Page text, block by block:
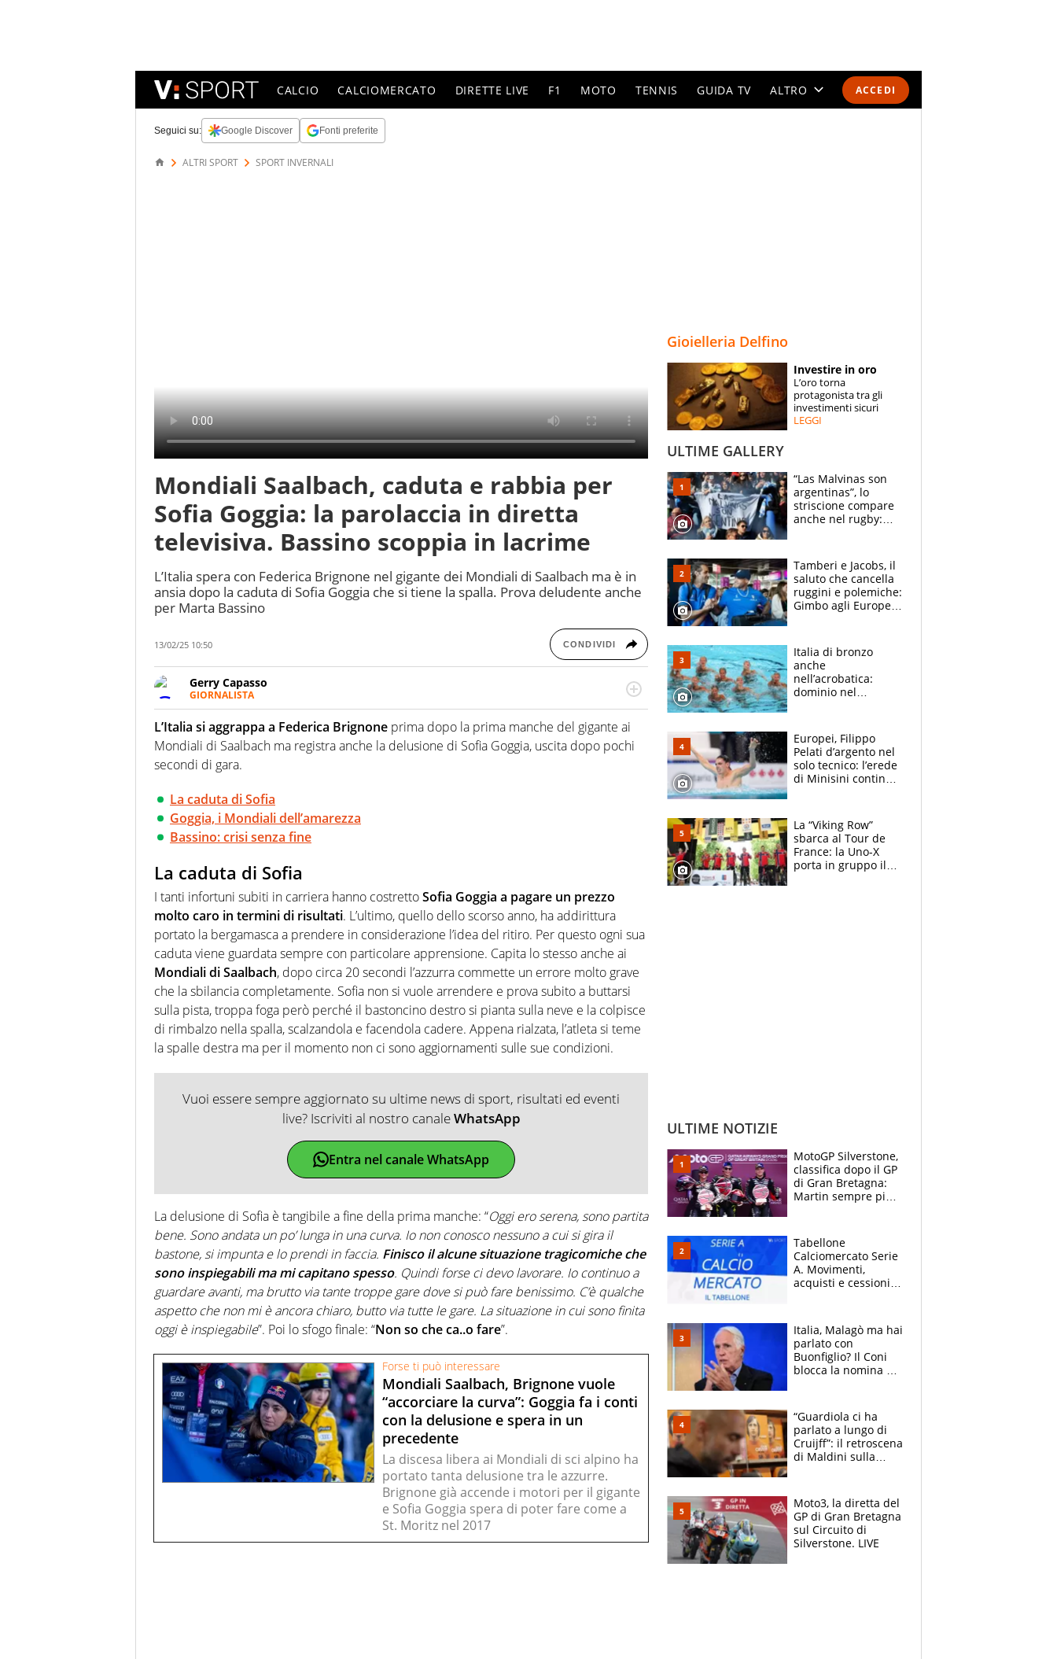
ACCEDI
CALCIO CALCIOMERCATO DIRETTE LIVE F1 MOTO TENNIS GUIDA TV ALTRO
SPECIALI
ESPERTI
Seguici su: Google Discover Fonti preferite
ALTRI SPORT SPORT INVERNALI
Mondiali Saalbach, caduta e rabbia per
Sofia Goggia: la parolaccia in diretta
televisiva. Bassino scoppia in lacrime
L’Italia spera con Federica Brignone nel gigante dei Mondiali di Saalbach ma è in
ansia dopo la caduta di Sofia Goggia che si tiene la spalla. Prova deludente anche
per Marta Bassino
13/02/25 10:50 CONDIVIDI
Gerry Capasso
GIORNALISTA
Per lui gli sport americani non hanno segreti: basket, football, baseball e la capacità
innata di trovare la notizia dove altri non vedono granché
L’Italia si aggrappa a Federica Brignone prima dopo la prima manche del gigante ai
Mondiali di Saalbach ma registra anche la delusione di Sofia Goggia, uscita dopo pochi
secondi di gara.
La caduta di Sofia
Goggia, i Mondiali dell’amarezza
Bassino: crisi senza fine
La caduta di Sofia
I tanti infortuni subiti in carriera hanno costrettoSofia Goggia a pagare un prezzo
molto caro in termini di risultati. L’ultimo, quello dello scorso anno, ha addirittura
portato la bergamasca a prendere in considerazione l’idea del ritiro. Per questo ogni sua
caduta viene guardata sempre con particolare apprensione. Capita lo stesso anche ai
Mondiali di Saalbach, dopo circa 20 secondi l’azzurra commette un errore molto grave
che la sbilancia completamente. Sofia non si vuole arrendere e prova subito a buttarsi
sulla pista, troppa foga però perché il bastoncino destro si pianta sulla neve e la colpisce
di rimbalzo nella spalla, scalzandola e facendola cadere. Appena rialzata, l’atleta si teme
la spalle destra ma per il momento non ci sono aggiornamenti sulle sue condizioni.
Vuoi essere sempre aggiornato su ultime news di sport, risultati ed eventi
live? Iscriviti al nostro canaleWhatsApp
Entra nel canale WhatsApp
La delusione di Sofia è tangibile a fine della prima manche: “Oggi ero serena, sono partita
bene. Sono andata un po’ lunga in una curva. Io non conosco nessuno a cui si gira il
bastone, si impunta e lo prendi in faccia. Finisco il alcune situazione tragicomiche che
sono inspiegabili ma mi capitano spesso. Quindi forse ci devo lavorare. Io continuo a
guardare avanti, ma brutto via tante troppe gare dove si può fare benissimo. C’è qualche
aspetto che non mi è ancora chiaro, butto via tutte le gare. La situazione in cui sono finita
oggi è inspiegabile”. Poi lo sfogo finale: “Non so che ca..o fare”.
Forse ti può interessare
Mondiali Saalbach, Brignone vuole
“accorciare la curva”: Goggia fa i conti
con la delusione e spera in un
precedente
La discesa libera ai Mondiali di sci alpino ha
portato tanta delusione tra le azzurre.
Brignone già accende i motori per il gigante
e Sofia Goggia spera di poter fare come a
St. Moritz nel 2017
Gioielleria Delfino
Investire in oro
L’oro torna
protagonista tra gli
investimenti sicuri
LEGGI
ULTIME GALLERY
“Las Malvinas son
argentinas”, lo
striscione compare
anche nel rugby:
un caso
Tamberi e Jacobs, il
saluto che cancella
ruggini e polemiche:
Gimbo agli Europei
Italia di bronzo
anche
nell’acrobatica:
dominio nel
e compagni
continuare
Europei, Filippo
Pelati d’argento nel
solo tecnico: l’erede
di Minisini continua
mirino
La “Viking Row”
sbarca al Tour de
France: la Uno-X
porta in gruppo il
ULTIME NOTIZIE
MotoGP Silverstone,
classifica dopo il GP
di Gran Bretagna:
Martin sempre più
Tabellone
Calciomercato Serie
A. Movimenti,
acquisti e cessioni:
Italia, Malagò ma hai
parlato con
Buonfiglio? Il Coni
blocca la nomina di
“Guardiola ci ha
parlato a lungo di
Cruijff”: il retroscena
di Maldini sulla
Moto3, la diretta del
GP di Gran Bretagna
sul Circuito di
Silverstone. LIVE